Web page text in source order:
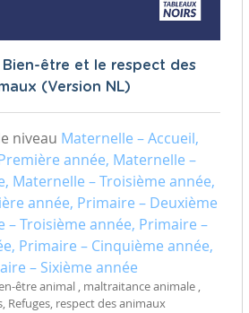
Bien-être et le respect des
(Version NL)
niveau Maternelle – Accueil,
année, Maternelle –
Maternelle – Troisième année,
année, Primaire – Deuxième
– Troisième année, Primaire –
Primaire – Cinquième année,
– Sixième année
être animal , maltraitance animale ,
Refuges, respect des animaux